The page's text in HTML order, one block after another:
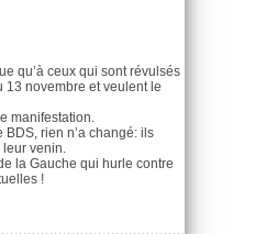
qu’à ceux qui sont révulsés
13 novembre et veulent le
manifestation.
BDS, rien n’a changé: ils
leur venin.
la Gauche qui hurle contre
!